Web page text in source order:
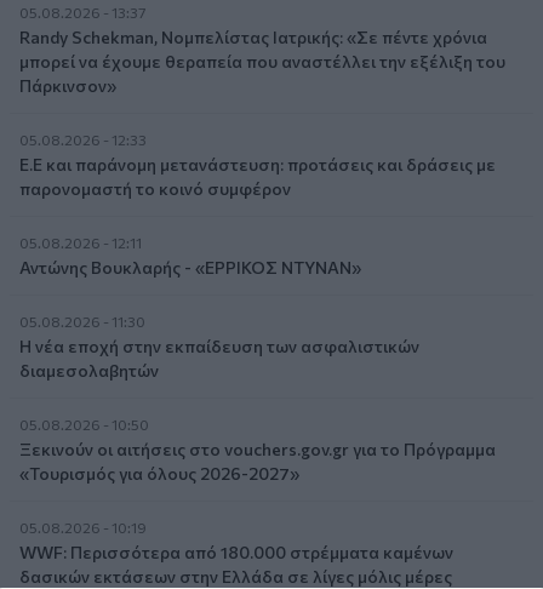
05.08.2026 - 13:37
Randy Schekman, Νομπελίστας Ιατρικής: «Σε πέντε χρόνια
μπορεί να έχουμε θεραπεία που αναστέλλει την εξέλιξη του
Πάρκινσον»
05.08.2026 - 12:33
Ε.Ε και παράνομη μετανάστευση: προτάσεις και δράσεις με
παρονομαστή το κοινό συμφέρον
05.08.2026 - 12:11
Αντώνης Βουκλαρής - «ΕΡΡΙΚΟΣ ΝΤΥΝΑΝ»
05.08.2026 - 11:30
Η νέα εποχή στην εκπαίδευση των ασφαλιστικών
διαμεσολαβητών
05.08.2026 - 10:50
Ξεκινούν οι αιτήσεις στο vouchers.gov.gr για το Πρόγραμμα
«Τουρισμός για όλους 2026-2027»
05.08.2026 - 10:19
WWF: Περισσότερα από 180.000 στρέμματα καμένων
δασικών εκτάσεων στην Ελλάδα σε λίγες μόλις μέρες